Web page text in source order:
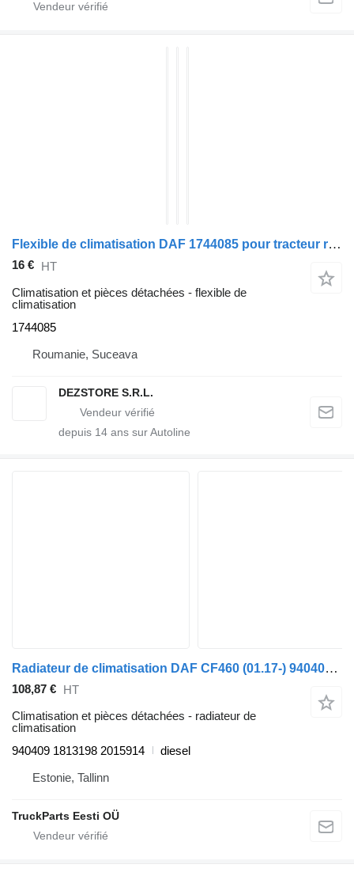
Flexible de climatisation DAF 1744085 pour tracteur routier DAF CF85
16 € HT
Climatisation et pièces détachées - flexible de
climatisation
1744085
Roumanie, Suceava
DEZSTORE S.R.L.
depuis 14 ans sur Autoline
Radiateur de climatisation DAF CF460 (01.17-) 940409 pour tracteur routier DAF CF450, CF460 (2017-)
108,87 € HT
Climatisation et pièces détachées - radiateur de
climatisation
940409 1813198 2015914
diesel
Estonie, Tallinn
TruckParts Eesti OÜ